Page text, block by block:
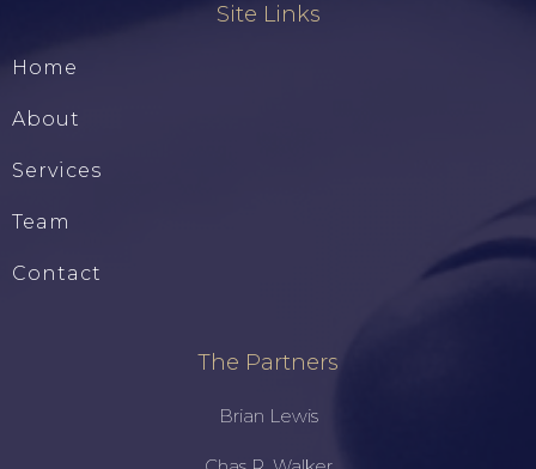
Site Links
Home
About
Services
Team
Contact
The Partners
Brian Lewis